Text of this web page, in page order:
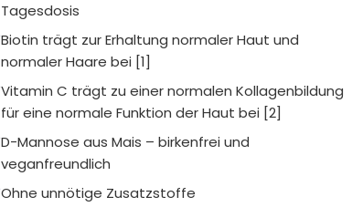
Tagesdosis
Biotin trägt zur Erhaltung normaler Haut und
normaler Haare bei [1]
Vitamin C trägt zu einer normalen Kollagenbildung
für eine normale Funktion der Haut bei [2]
D-Mannose aus Mais – birkenfrei und
veganfreundlich
Ohne unnötige Zusatzstoffe